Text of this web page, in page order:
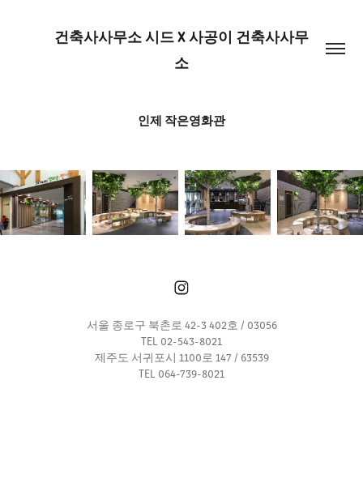
건축사사무소 시드 X 사공이 건축사사무
소
인제 작은영화관
서울 종로구 북촌로 42-3 402호 / 03056
TEL 02-543-8021
제주도 서귀포시 1100로 147 / 63539
TEL 064-739-8021